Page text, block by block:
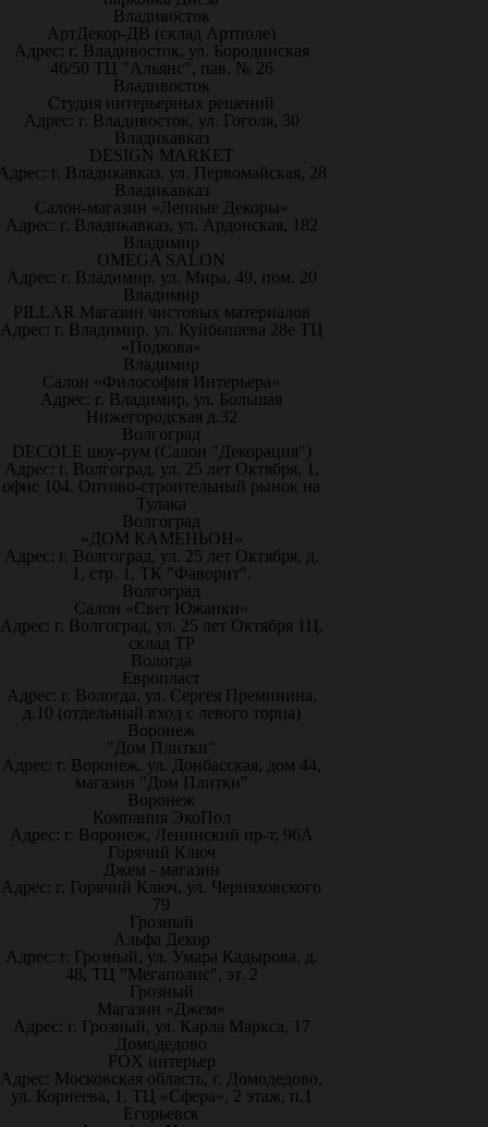
Владивосток
АртДекор-ДВ (склад Артполе)
Адрес: г. Владивосток, ул. Бородинская
46/50 ТЦ "Альянс", пав. № 26
Владивосток
Студия интерьерных решений
Адрес: г. Владивосток, ул. Гоголя, 30
Владикавказ
DESIGN MARKET
г. Владикавказ, ул. Первомайская, 28
Владикавказ
Салон-магазин «Лепные Декоры»
Адрес: г. Владикавказ, ул. Ардонская, 182
Владимир
OMEGA SALON
Адрес: г. Владимир, ул. Мира, 49, пом. 20
Владимир
PILLAR Магазин чистовых материалов
Адрес: г. Владимир, ул. Куйбышева 28е ТЦ
«Подкова»
Владимир
Салон «Философия Интерьера»
Адрес: г. Владимир, ул. Большая
Нижегородская д.32
Волгоград
DECOLE шоу-рум (Салон "Декорация")
Адрес: г. Волгоград, ул. 25 лет Октября, 1,
офис 104. Оптово-строительный рынок на
Тулака
Волгоград
«ДОМ КАМЕНЬОН»
Адрес: г. Волгоград, ул. 25 лет Октября, д.
1, стр. 1, ТК "Фаворит".
Волгоград
Салон «Свет Южанки»
Адрес: г. Волгоград, ул. 25 лет Октября 1Ц,
склад ТР
Вологда
Европласт
Адрес: г. Вологда, ул. Сергея Преминина,
д.10 (отдельный вход с левого торца)
Воронеж
"Дом Плитки"
Адрес: г. Воронеж. ул. Донбасская, дом 44,
магазин "Дом Плитки"
Воронеж
Компания ЭкоПол
Адрес: г. Воронеж, Ленинский пр-т, 96А
Горячий Ключ
Джем - магазин
Адрес: г. Горячий Ключ, ул. Черняховского
79
Грозный
Альфа Декор
Адрес: г. Грозный, ул. Умара Кадырова, д.
48, ТЦ "Мегаполис", эт. 2
Грозный
Магазин «Джем»
Адрес: г. Грозный, ул. Карла Маркса, 17
Домодедово
FOX интерьер
Адрес: Московская область, г. Домодедово,
ул. Корнеева, 1, ТЦ «Сфера», 2 этаж, п.1
Егорьевск